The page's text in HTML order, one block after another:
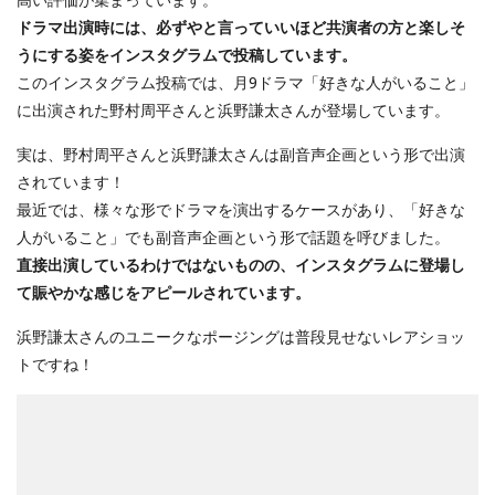
ドラマ出演時には、必ずやと言っていいほど共演者の方と楽しそ
うにする姿をインスタグラムで投稿しています。
このインスタグラム投稿では、月9ドラマ「好きな人がいること」
に出演された野村周平さんと浜野謙太さんが登場しています。
実は、野村周平さんと浜野謙太さんは副音声企画という形で出演
されています！
最近では、様々な形でドラマを演出するケースがあり、「好きな
人がいること」でも副音声企画という形で話題を呼びました。
直接出演しているわけではないものの、インスタグラムに登場し
て賑やかな感じをアピールされています。
浜野謙太さんのユニークなポージングは普段見せないレアショッ
トですね！